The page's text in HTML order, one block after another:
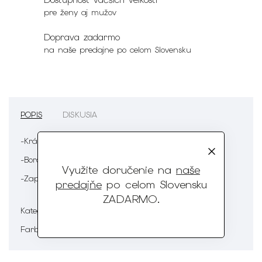
Využite doručenie na naše
predajňepo celom Slovensku
ZADARMO.
pre ženy aj mužov
Doprava zadarmo
na naše predajne po celom Slovensku
POPIS DISKUSIA
-Krátke jednoduché šaty
-Bordová trendy farba
-Zapínanie na zips na zadnej strane
Kategória
Farba